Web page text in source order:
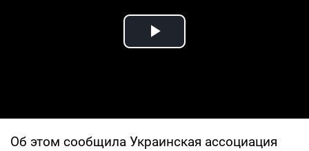
Play Video
Об этом сообщила Украинская ассоциация